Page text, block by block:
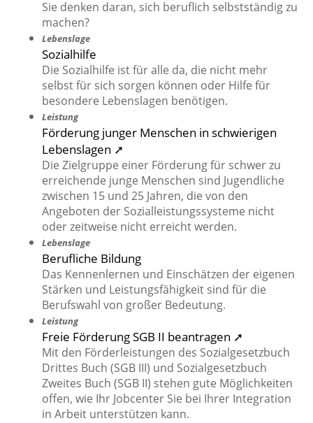
Sie denken daran, sich beruflich selbstständig zu
machen?
Lebenslage
Sozialhilfe
Die Sozialhilfe ist für alle da, die nicht mehr
selbst für sich sorgen können oder Hilfe für
besondere Lebenslagen benötigen.
Leistung
Förderung junger Menschen in schwierigen
Lebenslagen ➚
Die Zielgruppe einer Förderung für schwer zu
erreichende junge Menschen sind Jugendliche
zwischen 15 und 25 Jahren, die von den
Angeboten der Sozialleistungssysteme nicht
oder zeitweise nicht erreicht werden.
Lebenslage
Berufliche Bildung
Das Kennenlernen und Einschätzen der eigenen
Stärken und Leistungsfähigkeit sind für die
Berufswahl von großer Bedeutung.
Leistung
Freie Förderung SGB II beantragen ➚
Mit den Förderleistungen des Sozialgesetzbuch
Drittes Buch (SGB III) und Sozialgesetzbuch
Zweites Buch (SGB II) stehen gute Möglichkeiten
offen, wie Ihr Jobcenter Sie bei Ihrer Integration
in Arbeit unterstützen kann.